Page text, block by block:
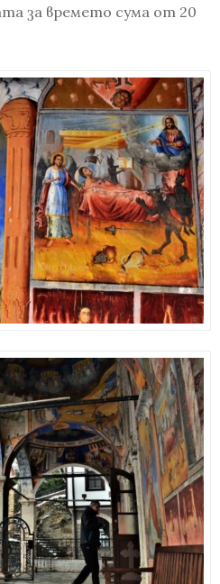
за времето сума от 20